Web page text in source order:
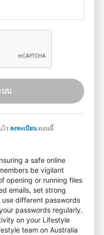
บบ
ไร ลงทะเบียนตอนนี้
a safe online
be vigilant
opening or running files
emails, set strong
different passwords
passwords regularly.
on your Lifestyle
team on Australia